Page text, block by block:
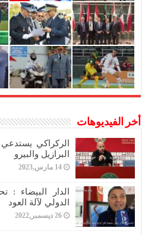
أخر الفيديوهات
البرازيل والبيرو
14 مارس,2023
الدار البيضاء :
الدولي لآلة العود
26 ديسمبر,2022